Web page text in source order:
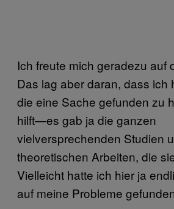
Ich freute mich geradezu auf
Das lag aber daran, dass ich
die eine Sache gefunden zu
hilft—es gab ja die ganzen
vielversprechenden Studien
theoretischen Arbeiten, die
Vielleicht hatte ich hier ja
auf meine Probleme